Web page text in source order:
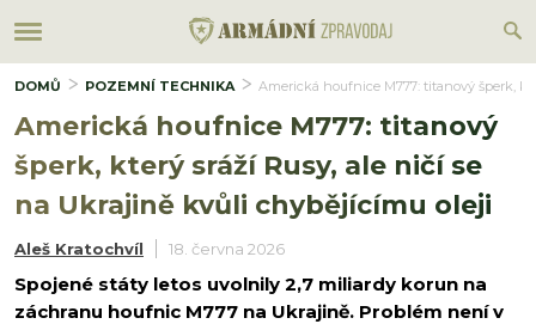
DOMŮ POZEMNÍ TECHNIKA Americká houfnice M777: titanový šperk,
Americká houfnice M777: titanový
šperk, který sráží Rusy, ale ničí se
na Ukrajině kvůli chybějícímu oleji
Aleš Kratochvíl 18. června 2026
Spojené státy letos uvolnily 2,7 miliardy korun na
záchranu houfnic M777 na Ukrajině. Problém není v